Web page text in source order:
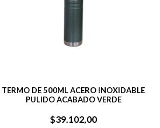
TERMO DE 500ML ACERO INOXIDABLE
PULIDO ACABADO VERDE
$39.102,00